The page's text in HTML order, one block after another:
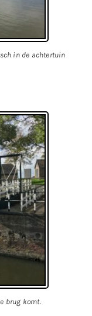
in de achtertuin
brug komt.